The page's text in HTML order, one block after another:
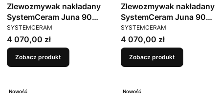
Zlewozmywak nakładany
SystemCeram Juna 90
Magnolie 10 Lewa komora
PRODUCENT
SYSTEMCERAM
Cena
4 070,00 zł
Zobacz produkt
Zlewozmywak nakładany
SystemCeram Juna 90
Jasmin 19 Lewa komora
PRODUCENT
SYSTEMCERAM
Cena
4 070,00 zł
Zobacz produkt
Nowość Nowość